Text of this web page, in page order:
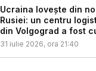
Ucraina lovește din
Rusiei: un centru
din Volgograd a fost
...
31 iulie 2026, ora 21:40